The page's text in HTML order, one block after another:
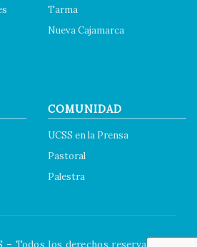
Tarma
Nueva Cajamarca
COMUNIDAD
UCSS en la Prensa
Pastoral
Palestra
Todos los derechos reservados.